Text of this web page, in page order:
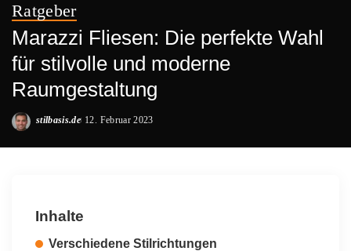
Ratgeber
Marazzi Fliesen: Die perfekte Wahl
für stilvolle und moderne
Raumgestaltung
Posted
stilbasis.de 12. Februar 2023
Inhalte
Verschiedene Stilrichtungen